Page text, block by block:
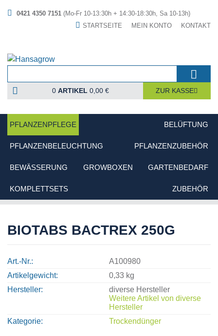
0421 4350 7151 (Mo-Fr 10-13:30h + 14:30-18:30h, Sa 10-13h)
STARTSEITE
MEIN KONTO KONTAKT
0 ARTIKEL 0,00 € ZUR KASSE
PFLANZENPFLEGE BELÜFTUNG
PFLANZENBELEUCHTUNG PFLANZENZUBEHÖR
BEWÄSSERUNG GROWBOXEN GARTENBEDARF
KOMPLETTSETS ZUBEHÖR
BIOTABS BACTREX 250G
Art.-Nr.
A100980
Artikelgewicht
0,33 kg
Hersteller
diverse Hersteller
Weitere Artikel von diverse
Hersteller
Kategorie
Trockendünger